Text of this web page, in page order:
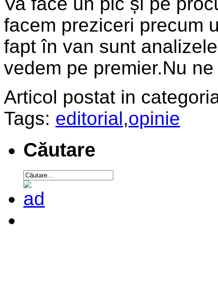
facem preziceri precum
fapt în van sunt
vedem pe premier.Nu
Articol postat in
Tags: editorial,opinie
Căutare